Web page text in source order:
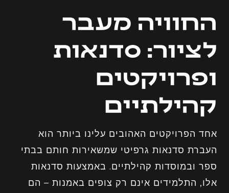
החוויה מעבר
לציור: סדנאות
ופרויקטים
קהילתיים
אחד הפרויקטים האהובים עלינו ביותר הוא
העברת סדנאות גרפיטי שמשאירות חותם בבתי
ספר ובמוסדות קהילתיים. באמצעות סדנאות
אלו, התלמידים אינם רק צופים באמנות – הם